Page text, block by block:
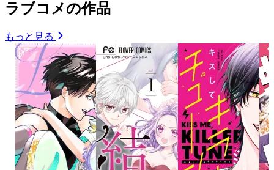
ラブコメの作品
もっと見る